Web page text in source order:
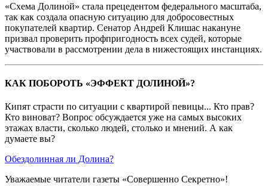
«Схема Долиной» стала прецедентом федерального масштаба,
так как создала опасную ситуацию для добросовестных
покупателей квартир. Сенатор Андрей Клишас накануне
призвал проверить профпригодность всех судей, которые
участвовали в рассмотрении дела в нижестоящих инстанциях.
КАК ПОБОРОТЬ «ЭФФЕКТ ДОЛИНОЙ»?
Кипят страсти по ситуации с квартирой певицы... Кто прав?
Кто виноват? Вопрос обсуждается уже на самых высоких
этажах власти, сколько людей, столько и мнений. А как
думаете вы?
Обездолинная ли Долина?
Уважаемые читатели газеты «Совершенно Секретно»!